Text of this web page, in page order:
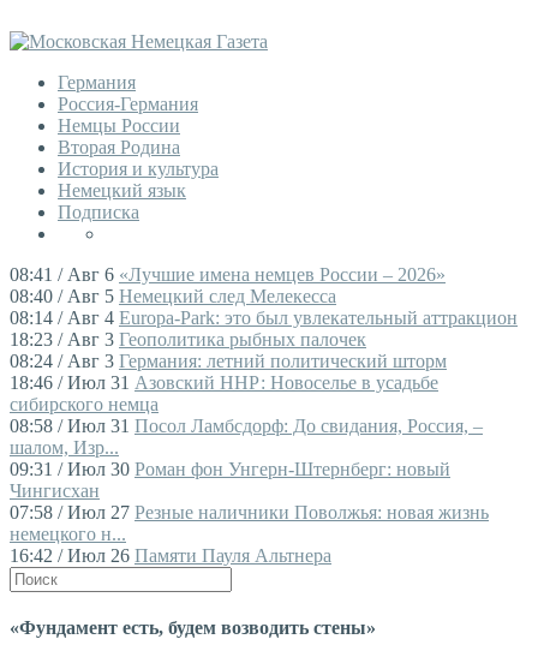
Германия
Россия-Германия
Немцы России
Вторая Родина
История и культура
Немецкий язык
Подписка
08:41 / Авг 6 «Лучшие имена немцев России – 2026»
08:40 / Авг 5 Немецкий след Мелекесса
08:14 / Авг 4 Europa-Park: это был увлекательный аттракцион
18:23 / Авг 3 Геополитика рыбных палочек
08:24 / Авг 3 Германия: летний политический шторм
18:46 / Июл 31 Азовский ННР: Новоселье в усадьбе
сибирского немца
08:58 / Июл 31 Посол Ламбсдорф: До свидания, Россия, –
шалом, Изр...
09:31 / Июл 30 Роман фон Унгерн-Штернберг: новый
Чингисхан
07:58 / Июл 27 Резные наличники Поволжья: новая жизнь
немецкого н...
16:42 / Июл 26 Памяти Пауля Альтнера
«Фундамент есть, будем возводить стены»